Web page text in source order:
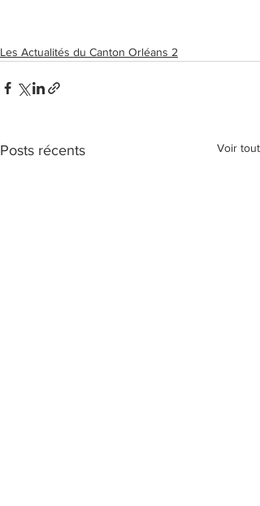
Les Actualités du Canton Orléans 2
Posts récents Voir tout